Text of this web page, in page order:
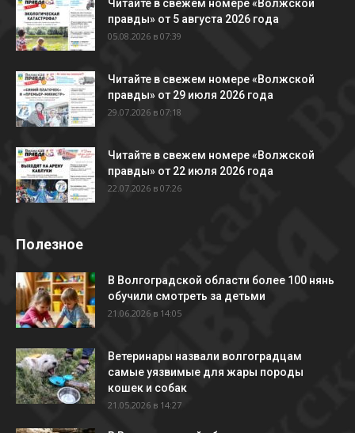
Читайте в свежем номере «Волжской
правды» от 5 августа 2026 года
05.08.2026 в 07:39
Читайте в свежем номере «Волжской
правды» от 29 июля 2026 года
29.07.2026 в 07:18
Читайте в свежем номере «Волжской
правды» от 22 июля 2026 года
22.07.2026 в 07:26
Полезное
В Волгоградской области более 100 нянь
обучили смотреть за детьми
21.06.2026 в 14:05
Ветеринары назвали волгоградцам
самые уязвимые для жары породы
кошек и собак
21.05.2026 в 14:27